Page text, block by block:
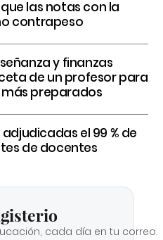
las notas con la
contrapeso
y finanzas
de un profesor para
preparados
el 99 % de
de docentes
cada día en tu correo.